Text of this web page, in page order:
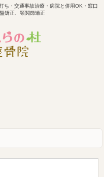
ち・交通事故治療・病院と併用OK・窓口
矯正、顎関節矯正